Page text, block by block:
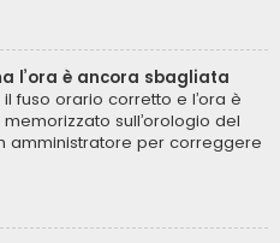
l’ora è ancora sbagliata
fuso orario corretto e l’ora è
sull’orologio del
amministratore per correggere